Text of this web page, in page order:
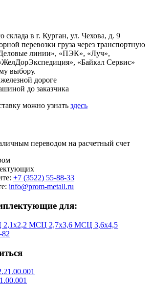
склада в г. Курган, ул. Чехова, д. 9
перевозки груза через транспортную
линии», «ПЭК», «Луч»,
«Байкал Сервис»
выбору.
дороге
до заказчика
можно узнать здесь
переводом на расчетный счет
+7 (3522) 55-88-33
info@prom-metall.ru
для:
МСЦ 2,7х3,6 МСЦ 3,6х4,5